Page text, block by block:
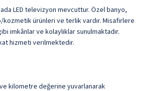
LED televizyon mevcuttur. Özel banyo,
ürünleri ve terlik vardır. Misafirlere
imkânlar ve kolaylıklar sunulmaktadır.
hizmeti verilmektedir.
ve kilometre değerine yuvarlanarak